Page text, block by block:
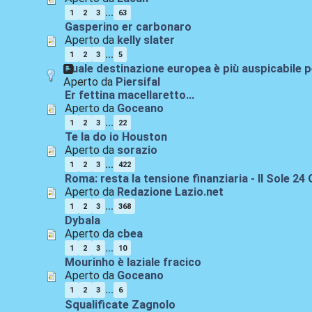
1 2 3 ... 63
Gasperino er carbonaro
Aperto da kelly slater
1 2 3 ... 5
Quale destinazione europea è più auspicabile
Aperto da Piersifal
Er fettina macellaretto...
Aperto da Goceano
1 2 3 ... 22
Te la do io Houston
Aperto da sorazio
1 2 3 ... 422
Roma: resta la tensione finanziaria - Il Sole 24
Aperto da Redazione Lazio.net
1 2 3 ... 368
Dybala
Aperto da cbea
1 2 3 ... 10
Mourinho è laziale fracico
Aperto da Goceano
1 2 3 ... 6
Squalificate Zagnolo